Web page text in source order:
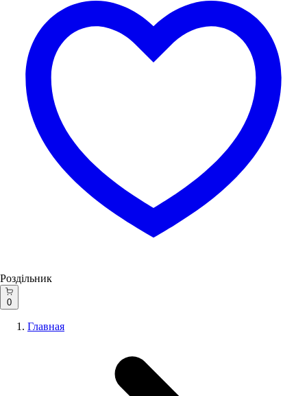
Роздільник
0
Главная